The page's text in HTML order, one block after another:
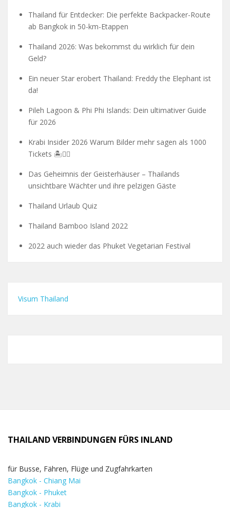
Thailand für Entdecker: Die perfekte Backpacker-Route
ab Bangkok in 50-km-Etappen
Thailand 2026: Was bekommst du wirklich für dein
Geld?
Ein neuer Star erobert Thailand: Freddy the Elephant ist
da!
Pileh Lagoon & Phi Phi Islands: Dein ultimativer Guide
für 2026
Krabi Insider 2026 Warum Bilder mehr sagen als 1000
Tickets 🏝️🧗‍♂️
Das Geheimnis der Geisterhäuser – Thailands
unsichtbare Wächter und ihre pelzigen Gäste
Thailand Urlaub Quiz
Thailand Bamboo Island 2022
2022 auch wieder das Phuket Vegetarian Festival
Visum Thailand
THAILAND VERBINDUNGEN FÜRS INLAND
für Busse, Fähren, Flüge und Zugfahrkarten
Bangkok - Chiang Mai
Bangkok - Phuket
Bangkok - Krabi